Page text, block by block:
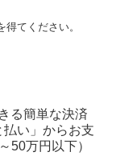
てください。
る簡単な決済
い」からお支
50万円以下）